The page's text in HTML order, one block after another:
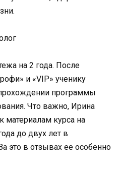
на 2 года. После
и «VIP» ученику
программы
Что важно, Ирина
материалам курса на
до двух лет в
это в отзывах ее особенно